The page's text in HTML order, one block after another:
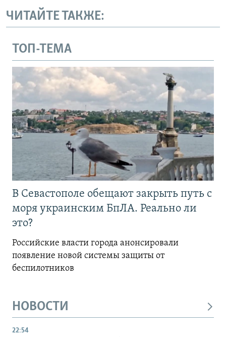
ЧИТАЙТЕ ТАКЖЕ:
ТОП-ТЕМА
В Севастополе обещают закрыть путь с
моря украинским БпЛА. Реально ли
это?
Российские власти города анонсировали
появление новой системы защиты от
беспилотников
НОВОСТИ
22:54